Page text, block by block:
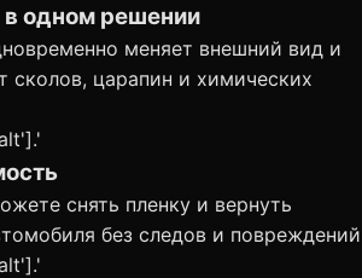
одном решении
меняет внешний вид и
сколов, царапин и химических
снять пленку и вернуть
без следов и повреждений